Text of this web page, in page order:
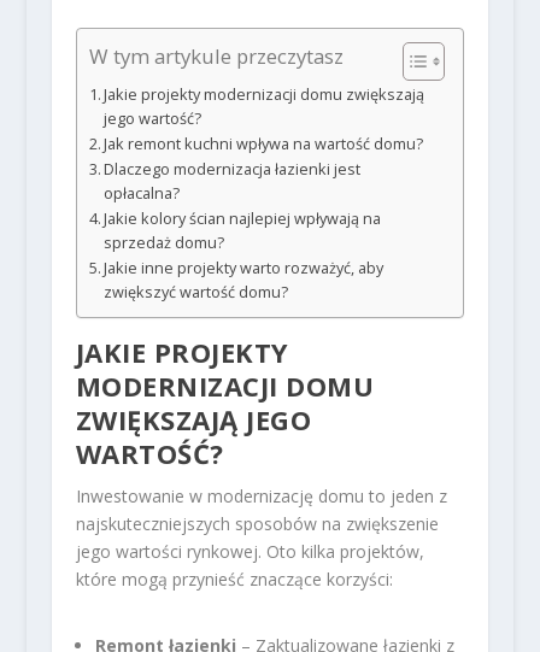
W tym artykule przeczytasz
Jakie projekty modernizacji domu zwiększają
jego wartość?
Jak remont kuchni wpływa na wartość domu?
Dlaczego modernizacja łazienki jest
opłacalna?
Jakie kolory ścian najlepiej wpływają na
sprzedaż domu?
Jakie inne projekty warto rozważyć, aby
zwiększyć wartość domu?
JAKIE PROJEKTY
MODERNIZACJI DOMU
ZWIĘKSZAJĄ JEGO
WARTOŚĆ?
Inwestowanie w modernizację domu to jeden z
najskuteczniejszych sposobów na zwiększenie
jego wartości rynkowej. Oto kilka projektów,
które mogą przynieść znaczące korzyści:
Remont łazienki – Zaktualizowane łazienki z